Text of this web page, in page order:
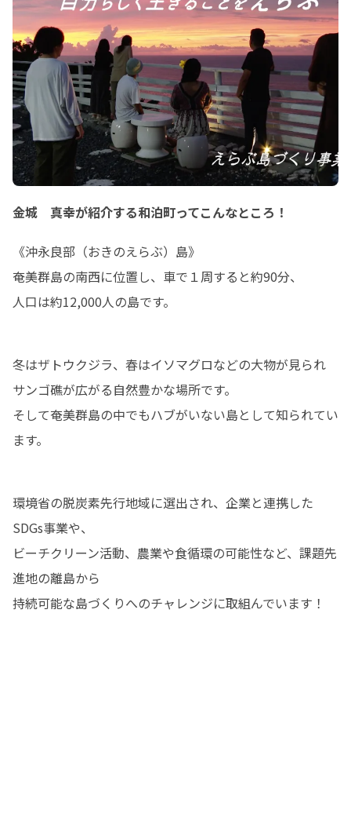
金城 真幸が紹介する和泊町ってこんなところ！
《沖永良部（おきのえらぶ）島》
奄美群島の南西に位置し、車で１周すると約90分、
人口は約12,000人の島です。
冬はザトウクジラ、春はイソマグロなどの大物が見られ
サンゴ礁が広がる自然豊かな場所です。
そして奄美群島の中でもハブがいない島として知られてい
ます。
環境省の脱炭素先行地域に選出され、企業と連携した
SDGs事業や、
ビーチクリーン活動、農業や食循環の可能性など、課題先
進地の離島から
持続可能な島づくりへのチャレンジに取組んでいます！